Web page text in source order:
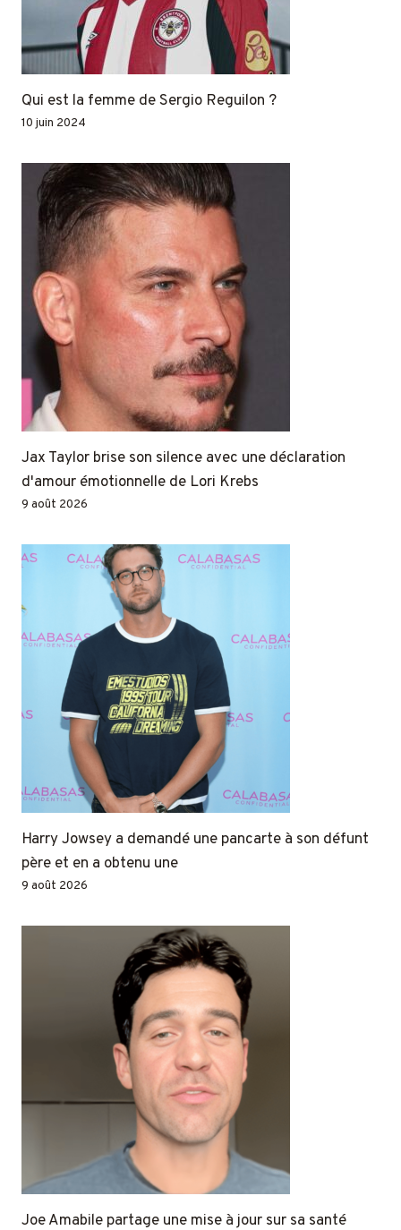
Qui est la femme de Sergio Reguilon ?
10 juin 2024
Jax Taylor brise son silence avec une déclaration
d'amour émotionnelle de Lori Krebs
9 août 2026
Harry Jowsey a demandé une pancarte à son défunt
père et en a obtenu une
9 août 2026
Joe Amabile partage une mise à jour sur sa santé